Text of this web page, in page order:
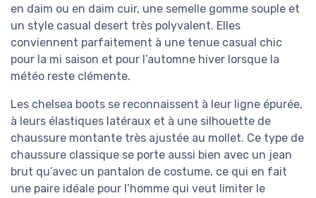
en daim ou en daim cuir, une semelle gomme souple et
un style casual desert très polyvalent. Elles
conviennent parfaitement à une tenue casual chic
pour la mi saison et pour l’automne hiver lorsque la
météo reste clémente.
Les chelsea boots se reconnaissent à leur ligne épurée,
à leurs élastiques latéraux et à une silhouette de
chaussure montante très ajustée au mollet. Ce type de
chaussure classique se porte aussi bien avec un jean
brut qu’avec un pantalon de costume, ce qui en fait
une paire idéale pour l’homme qui veut limiter le